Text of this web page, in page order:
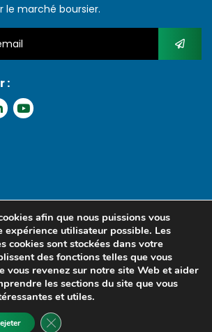
le marché boursier.
:
MEDIA SENEGAL
afin que nous puissions vous
utilisateur possible. Les
cookies sont stockées dans votre
des fonctions telles que vous
vous revenez sur notre site Web et aider
les sections du site que vous
et utiles.
Fermer la bannière des cookies